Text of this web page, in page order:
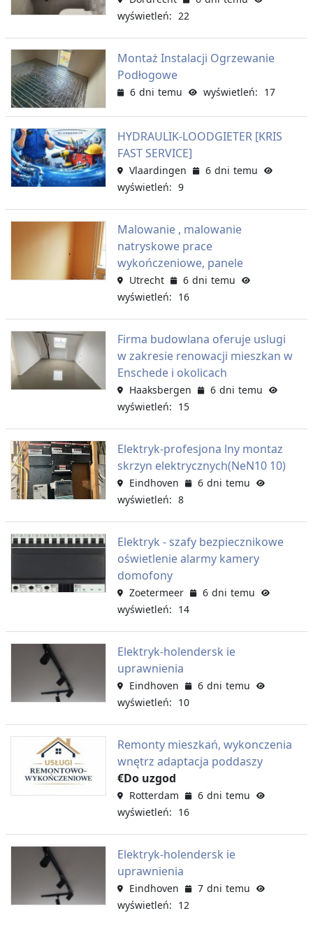
wyświetleń: 22
Montaż Instalacji Ogrzewanie
Podłogowe
6 dni temu wyświetleń: 17
HYDRAULIK-LOODGIETER [KRIS
FAST SERVICE]
Vlaardingen
6 dni temu
wyświetleń: 9
Malowanie , malowanie
natryskowe prace
wykończeniowe, panele
Utrecht
6 dni temu
wyświetleń: 16
Firma budowlana oferuje uslugi
w zakresie renowacji mieszkan w
Enschede i okolicach
Haaksbergen
6 dni temu
wyświetleń: 15
Elektryk-profesjona lny montaz
skrzyn elektrycznych(NeN10 10)
Eindhoven
6 dni temu
wyświetleń: 8
Elektryk - szafy bezpiecznikowe
oświetlenie alarmy kamery
domofony
Zoetermeer
6 dni temu
wyświetleń: 14
Elektryk-holendersk ie
uprawnienia
Eindhoven
6 dni temu
wyświetleń: 10
Remonty mieszkań, wykonczenia
wnętrz adaptacja poddaszy
€Do uzgod
Rotterdam
6 dni temu
wyświetleń: 16
Elektryk-holendersk ie
uprawnienia
Eindhoven
7 dni temu
wyświetleń: 12